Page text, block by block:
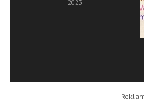
2023